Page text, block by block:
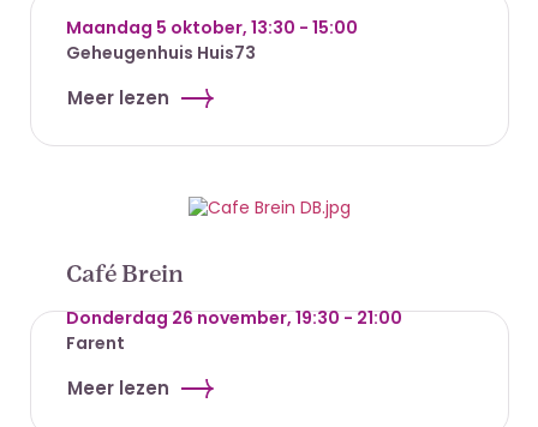
Maandag 5 oktober, 13:30 - 15:00
Geheugenhuis Huis73
Meer lezen
Café Brein
Donderdag 26 november, 19:30 - 21:00
Farent
Meer lezen